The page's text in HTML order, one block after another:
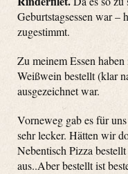
Geburtstagsessen war
zugestimmt.
Zu meinem Essen
Weißwein bestellt (klar
ausgezeichnet war.
Vorneweg gab es für
sehr lecker. Hätten wir
Nebentisch Pizza
aus..Aber bestellt ist